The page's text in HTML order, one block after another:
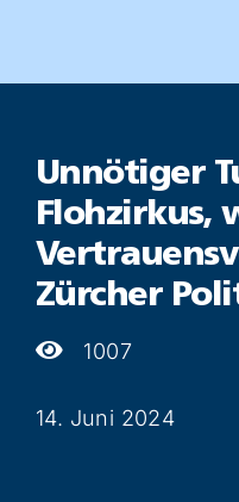
Inhalt
Unnötiger
Flohzirkus,
Zürcher
1007
14. Juni 2024